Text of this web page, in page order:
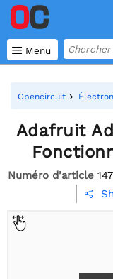
 Menu
Opencircuit
Adafruit
Numéro d'article
